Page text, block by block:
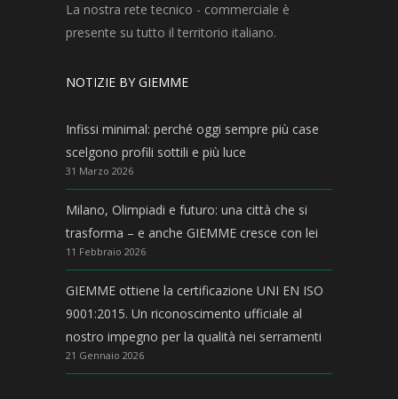
La nostra rete tecnico - commerciale è
presente su tutto il territorio italiano.
NOTIZIE BY GIEMME
Infissi minimal: perché oggi sempre più case
scelgono profili sottili e più luce
31 Marzo 2026
Milano, Olimpiadi e futuro: una città che si
trasforma – e anche GIEMME cresce con lei
11 Febbraio 2026
GIEMME ottiene la certificazione UNI EN ISO
9001:2015. Un riconoscimento ufficiale al
nostro impegno per la qualità nei serramenti
21 Gennaio 2026